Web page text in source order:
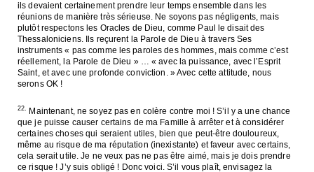
ils devaient certainement prendre leur temps ensemble dans les
réunions de manière très sérieuse. Ne soyons pas négligents, mais
plutôt respectons les Oracles de Dieu, comme Paul le disait des
Thessaloniciens. Ils reçurent la Parole de Dieu à travers Ses
instruments « pas comme les paroles des hommes, mais comme c’est
réellement, la Parole de Dieu » … « avec la puissance, avec l’Esprit
Saint, et avec une profonde conviction. » Avec cette attitude, nous
serons OK !
22. Maintenant, ne soyez pas en colère contre moi ! S’il y a une chance
que je puisse causer certains de ma Famille à arrêter et à considérer
certaines choses qui seraient utiles, bien que peut-être douloureux,
même au risque de ma réputation (inexistante) et faveur avec certains,
cela serait utile. Je ne veux pas ne pas être aimé, mais je dois prendre
ce risque ! J’y suis obligé ! Donc voici. S’il vous plaît, envisagez la